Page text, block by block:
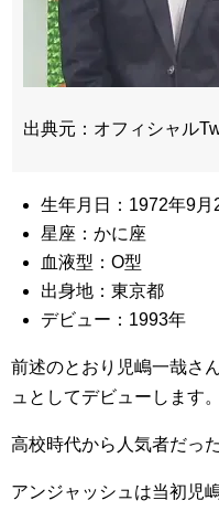
出典元：オフィシャル
生年月日：1972年9月
星座：かに座
血液型：O型
出身地：東京都
デビュー：1993年
前述のとおり児嶋一哉さ
ュとしてデビューします。
高校時代から人気者だっ
アンジャッシュは当初児